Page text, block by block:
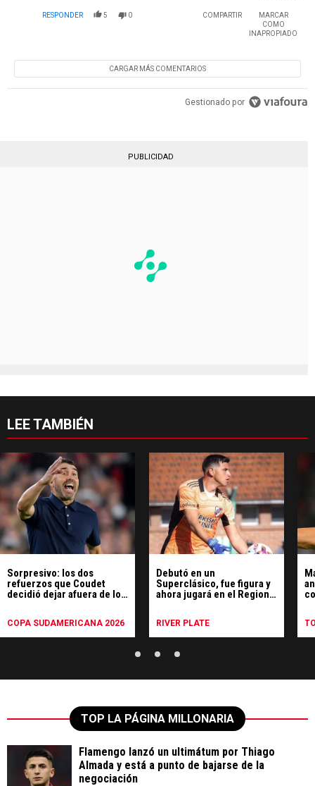
segundo ciclo.
RESPONDER 5 0 COMPARTIR
MARCAR
COMO
INAPROPIADO
CARGAR MÁS COMENTARIOS
Gestionado por
PUBLICIDAD
LEE TAMBIÉN
Sorpresivo: los dos
refuerzos que Coudet
decidió dejar afuera de los
COPA SUDAMERICANA 2026
Debutó en un
Superclásico, fue figura y
ahora jugará en el Regional
RIVER PLATE
TOP LA PÁGINA MILLONARIA
Flamengo lanzó un ultimátum por Thiago
Almada y está a punto de bajarse de la
negociación